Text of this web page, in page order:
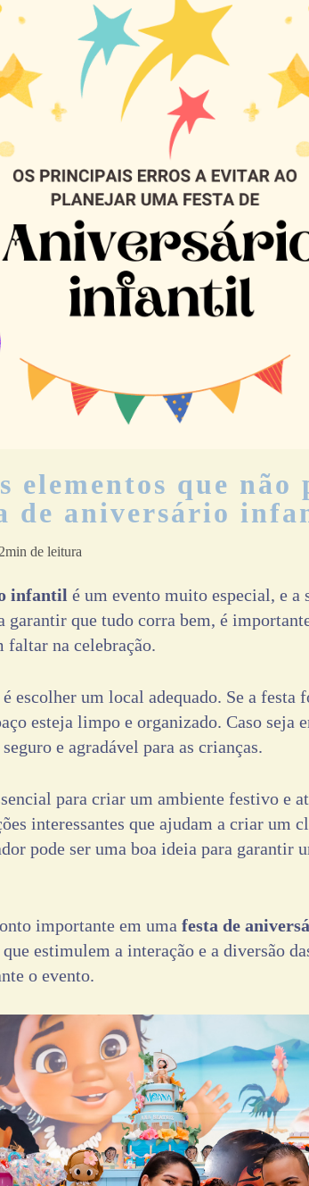
elementos que não
de aniversário
2min de leitura
infantil é um evento muito especial, e a
garantir que tudo corra bem, é
faltar na celebração.
escolher um local adequado. Se a festa
esteja limpo e organizado. Caso seja
e agradável para as crianças.
para criar um ambiente festivo e
interessantes que ajudam a criar um
pode ser uma boa ideia para garantir
importante em uma festa de
estimulem a interação e a diversão
o evento.